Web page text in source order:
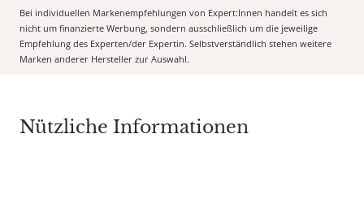
Bei individuellen Markenempfehlungen von Expert:Innen handelt es sich
nicht um finanzierte Werbung, sondern ausschließlich um die jeweilige
Empfehlung des Experten/der Expertin. Selbstverständlich stehen weitere
Marken anderer Hersteller zur Auswahl.
Nützliche Informationen